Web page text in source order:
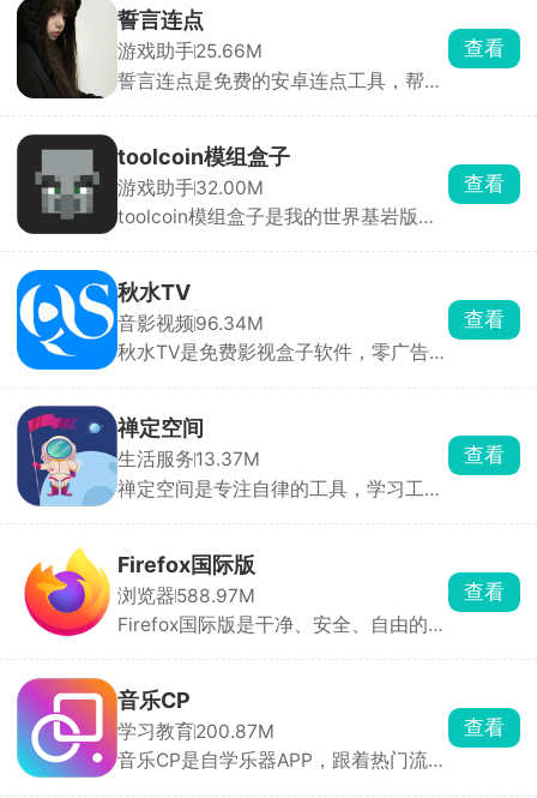
动岛的尺寸、位置、圆角、透明度，到
组件样式、通知动效、配色主题、交互
逻辑均可自由调节，用户可根据机型与
审美打造独一无二的桌面形态。
誓言连点
游戏助手25.66M
誓言连点是免费的安卓连点工具，帮你
制一整套手势循环回放。参数可以自由
调整，间隔能设到毫秒，还带随机偏移
和抖动，更像真人操作，不容易被检
测。
查看
toolcoin模组盒子
游戏助手32.00M
toolcoin模组盒子是我的世界基岩版模
致闪退，点一下直接导入游戏。换装、
改画面质感直接套用，还能提前预览皮
肤全身效果，挑起来很直观。还能上传
自制皮肤、模组、地图分享给其他玩
查看
秋水TV
音影视频96.34M
秋水TV是免费影视盒子软件，零广告免
艺、动漫、纪录片全都有，播放支持多
条线路切换，家里网络卡顿可以切换
源，清晰度从标清到蓝光自由选。
查看
禅定空间
生活服务13.37M
禅定空间是专注自律的工具，学习工作
不开，弹窗通知全部屏蔽，想刷抖音、
打游戏完全没机会。后台完整记录每日
专注时长、玩手机时长、锁机次数，用
图表直观看见时间花在哪，方便复盘调
查看
Firefox国际版
浏览器588.97M
Firefox国际版是干净、安全、自由的浏
器、跨设备同步，密码自动保存填充。
能装广告拦截等插件，自定义主题和布
局。
查看
音乐CP
学习教育200.87M
音乐CP是自学乐器APP，跟着热门流行
查看